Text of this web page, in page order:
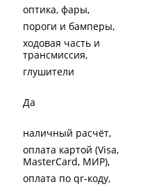
оптика, фары
пороги и бамперы
ходовая часть и
трансмиссия
глушители
Да
наличный расчёт
оплата картой (Visa,
MasterCard, МИР)
оплата по qr-коду